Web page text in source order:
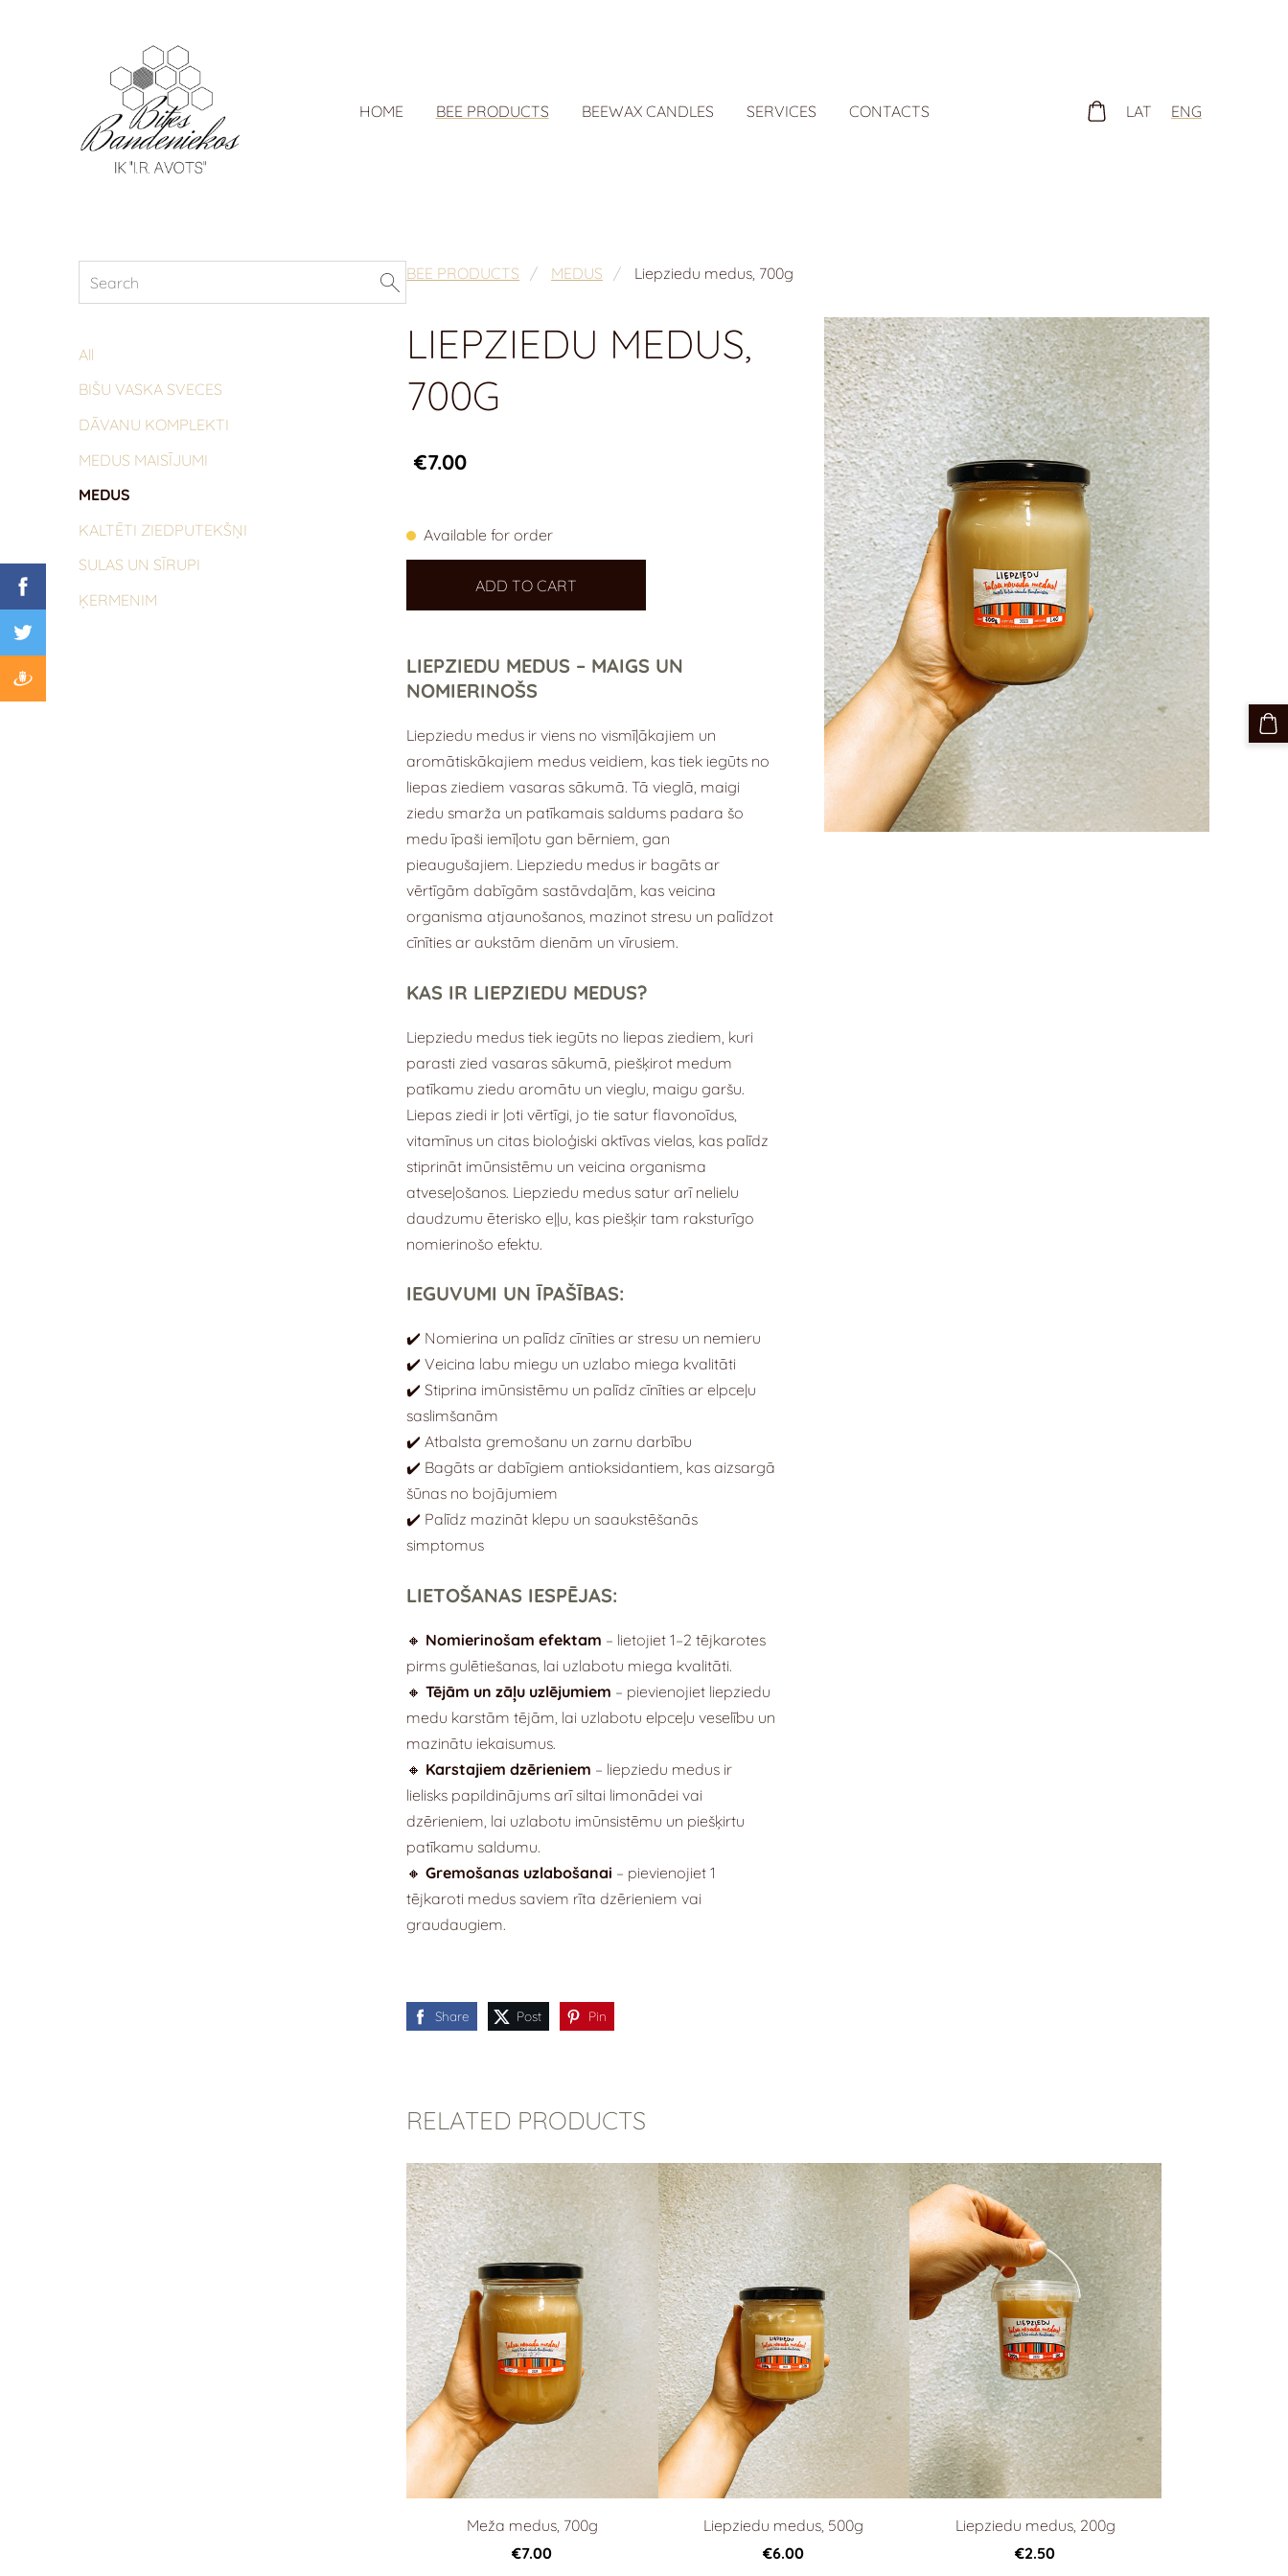
HOME BEE PRODUCTS BEEWAX CANDLES SERVICES CONTACTS LAT ENG
All
BIŠU VASKA SVECES
DĀVANU KOMPLEKTI
MEDUS MAISĪJUMI
MEDUS
KALTĒTI ZIEDPUTEKŠŅI
SULAS UN SĪRUPI
ĶERMENIM
BEE PRODUCTS MEDUS Liepziedu medus, 700g
LIEPZIEDU MEDUS,
700G
€7.00
Available for order
ADD TO CART
LIEPZIEDU MEDUS – MAIGS UN
NOMIERINOŠS
Liepziedu medus ir viens no vismīļākajiem un
aromātiskākajiem medus veidiem, kas tiek iegūts no
liepas ziediem vasaras sākumā. Tā vieglā, maigi
ziedu smarža un patīkamais saldums padara šo
medu īpaši iemīļotu gan bērniem, gan
pieaugušajiem. Liepziedu medus ir bagāts ar
vērtīgām dabīgām sastāvdaļām, kas veicina
organisma atjaunošanos, mazinot stresu un palīdzot
cīnīties ar aukstām dienām un vīrusiem.
KAS IR LIEPZIEDU MEDUS?
Liepziedu medus tiek iegūts no liepas ziediem, kuri
parasti zied vasaras sākumā, piešķirot medum
patīkamu ziedu aromātu un vieglu, maigu garšu.
Liepas ziedi ir ļoti vērtīgi, jo tie satur flavonoīdus,
vitamīnus un citas bioloģiski aktīvas vielas, kas palīdz
stiprināt imūnsistēmu un veicina organisma
atveseļošanos. Liepziedu medus satur arī nelielu
daudzumu ēterisko eļļu, kas piešķir tam raksturīgo
nomierinošo efektu.
IEGUVUMI UN ĪPAŠĪBAS:
✔️ Nomierina un palīdz cīnīties ar stresu un nemieru
✔️ Veicina labu miegu un uzlabo miega kvalitāti
✔️ Stiprina imūnsistēmu un palīdz cīnīties ar elpceļu
saslimšanām
✔️ Atbalsta gremošanu un zarnu darbību
✔️ Bagāts ar dabīgiem antioksidantiem, kas aizsargā
šūnas no bojājumiem
✔️ Palīdz mazināt klepu un saaukstēšanās
simptomus
LIETOŠANAS IESPĒJAS:
🔸 Nomierinošam efektam – lietojiet 1–2 tējkarotes
pirms gulētiešanas, lai uzlabotu miega kvalitāti.
🔸Tējām un zāļu uzlējumiem – pievienojiet liepziedu
medu karstām tējām, lai uzlabotu elpceļu veselību un
mazinātu iekaisumus.
🔸 Karstajiem dzērieniem – liepziedu medus ir
lielisks papildinājums arī siltai limonādei vai
dzērieniem, lai uzlabotu imūnsistēmu un piešķirtu
patīkamu saldumu.
🔸Gremošanas uzlabošanai – pievienojiet 1
tējkaroti medus saviem rīta dzērieniem vai
graudaugiem.
Share Post Pin
RELATED PRODUCTS
Meža medus, 700g
€7.00
Liepziedu medus, 500g
€6.00
Liepziedu medus, 200g
€2.50